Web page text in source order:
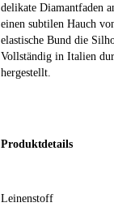
delikate Diamantfaden
einen subtilen Hauch
elastische Bund die
Vollständig in Italien
hergestellt.
Produktdetails
Leinenstoff